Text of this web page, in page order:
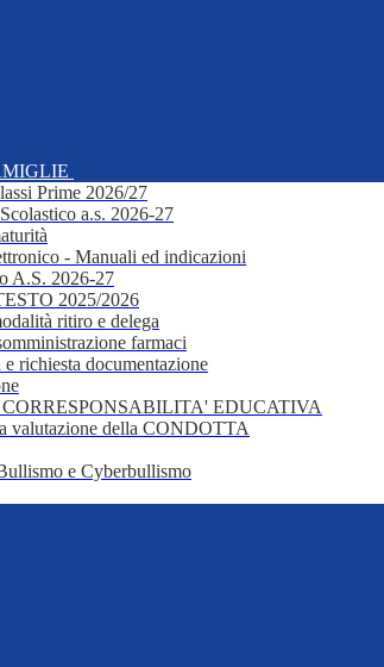
Prime 2026/27
a.s. 2026-27
- Manuali ed indicazioni
A.S. 2026-27
2025/2026
ritiro e delega
farmaci
richiesta documentazione
EDUCATIVA
valutazione della CONDOTTA
e Cyberbullismo